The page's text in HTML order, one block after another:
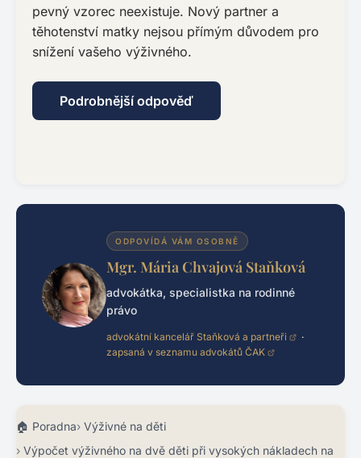
pevný vzorec neexistuje. Nový partner a
těhotenství matky nejsou přímým důvodem pro
snížení vašeho výživného.
Podrobnější odpověď
ODPOVÍDÁ VÁM OSOBNĚ
Mgr. Mária Chvajová Staňková
advokátka, specialistka na rodinné
právo
advokátní kancelář Staňková a partneři
·
zapsaná v seznamu advokátů ČAK
Poradna Výživné na děti
Výpočet výživného na dvě děti při vysokých nákladech na